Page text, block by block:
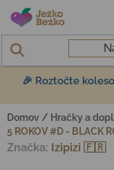
Prejsť na obsah
🎉 Roztočte
Domov / Hračky a
5 ROKOV #D - BLACK
Značka: Izipizi 🇫🇷